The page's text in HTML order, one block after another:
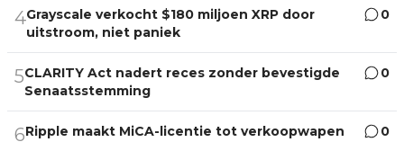
4Grayscale verkocht $180 miljoen XRP door
uitstroom, niet paniek
0
5CLARITY Act nadert reces zonder bevestigde
Senaatsstemming
0
6Ripple maakt MiCA-licentie tot verkoopwapen
0